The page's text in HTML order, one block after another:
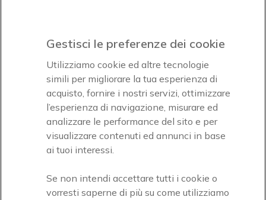
Accettiamo
Onedirect, azienda del gruppo INCEPT
Gestisci le preferenze dei cookie
Utilizziamo cookie ed altre tecnologie
simili per migliorare la tua esperienza di
acquisto, fornire i nostri servizi, ottimizzare
l’esperienza di navigazione, misurare ed
analizzare le performance del sito e per
visualizzare contenuti ed annunci in base
ai tuoi interessi.
Se non intendi accettare tutti i cookie o
vorresti saperne di più su come utilizziamo